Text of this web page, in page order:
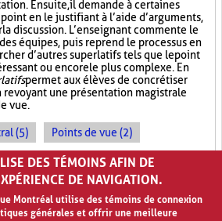
Ensuite, il demande à certaines
en le justifiant à l’aide d’arguments,
discussion. L’enseignant commente le
équipes, puis reprend le processus en
d’autres superlatifs tels que le point
ou encore le plus complexe. En
permet aux élèves de concrétiser
revoyant une présentation magistrale
vue.
(5) Points de vue (2)
DES TÉMOINS AFIN DE
DE NAVIGATION.
Montréal utilise des témoins de connexion
générales et offrir une meilleure